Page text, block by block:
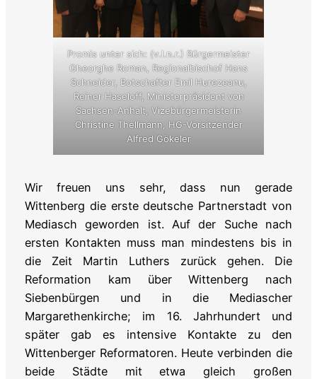
Promis unter sich: (v.l.n.r.) Bürgermeister
Gheorghe Roman, Regionalbischof Hans
Schneider, Botschafter Emil Hurezeanu,
Reiner Haseloff, Ministerpräsident von
Sachsen-Anhalt, Vizebürgermeisterin
Christine Thellmann, HG-Vorsitzender
Alfred Gökeler
Wir freuen uns sehr, dass nun gerade
Wittenberg die erste deutsche Partnerstadt von
Mediasch geworden ist. Auf der Suche nach
ersten Kontakten muss man mindestens bis in
die Zeit Martin Luthers zurück gehen. Die
Reformation kam über Wittenberg nach
Siebenbürgen und in die Mediascher
Margarethenkirche; im 16. Jahrhundert und
später gab es intensive Kontakte zu den
Wittenberger Reformatoren. Heute verbinden die
beide Städte mit etwa gleich großen